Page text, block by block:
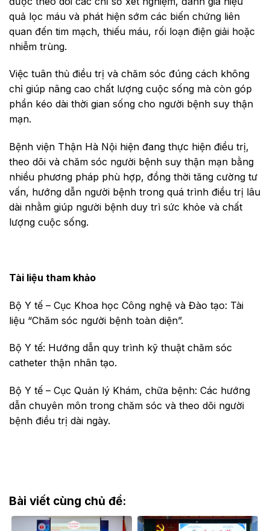
quả lọc máu và phát hiện sớm các biến chứng liên
quan đến tim mạch, thiếu máu, rối loạn điện giải hoặc
nhiễm trùng.
Việc tuân thủ điều trị và chăm sóc đúng cách không
chỉ giúp nâng cao chất lượng cuộc sống mà còn góp
phần kéo dài thời gian sống cho người bệnh suy thận
mạn.
Bệnh viện Thận Hà Nội hiện đang thực hiện điều trị,
theo dõi và chăm sóc người bệnh suy thận mạn bằng
nhiều phương pháp phù hợp, đồng thời tăng cường tư
vấn, hướng dẫn người bệnh trong quá trình điều trị lâu
dài nhằm giúp người bệnh duy trì sức khỏe và chất
lượng cuộc sống.
Tài liệu tham khảo
Bộ Y tế – Cục Khoa học Công nghệ và Đào tạo: Tài
liệu “Chăm sóc người bệnh toàn diện”.
Bộ Y tế: Hướng dẫn quy trình kỹ thuật chăm sóc
catheter thận nhân tạo.
Bộ Y tế – Cục Quản lý Khám, chữa bệnh: Các hướng
dẫn chuyên môn trong chăm sóc và theo dõi người
bệnh điều trị dài ngày.
Bài viết cùng chủ đề: